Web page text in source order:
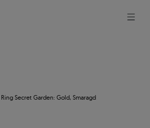
Ring Secret Garden: Gold, Smaragd